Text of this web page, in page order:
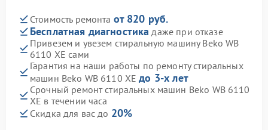
Стоимость ремонта от 820 руб.
Бесплатная диагностика даже при отказе
Привезем и увезем стиральную машину Beko WB
6110 XE сами
Гарантия на наши работы по ремонту стиральных
машин Beko WB 6110 XEдо 3-х лет
Срочный ремонт стиральных машин Beko WB 6110
XE в течении часа
Скидка для вас до 20%